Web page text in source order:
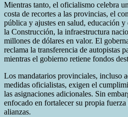
Mientras tanto, el oficialismo celebra
costa de recortes a las provincias, el
pública y ajustes en salud, educación
la Construcción, la infraestructura
millones de dólares en valor. El
reclama la transferencia de autopistas
mientras el gobierno retiene fondos
Los mandatarios provinciales, incluso
medidas oficialistas, exigen el
las asignaciones adicionales. Sin
enfocado en fortalecer su propia
alianzas.